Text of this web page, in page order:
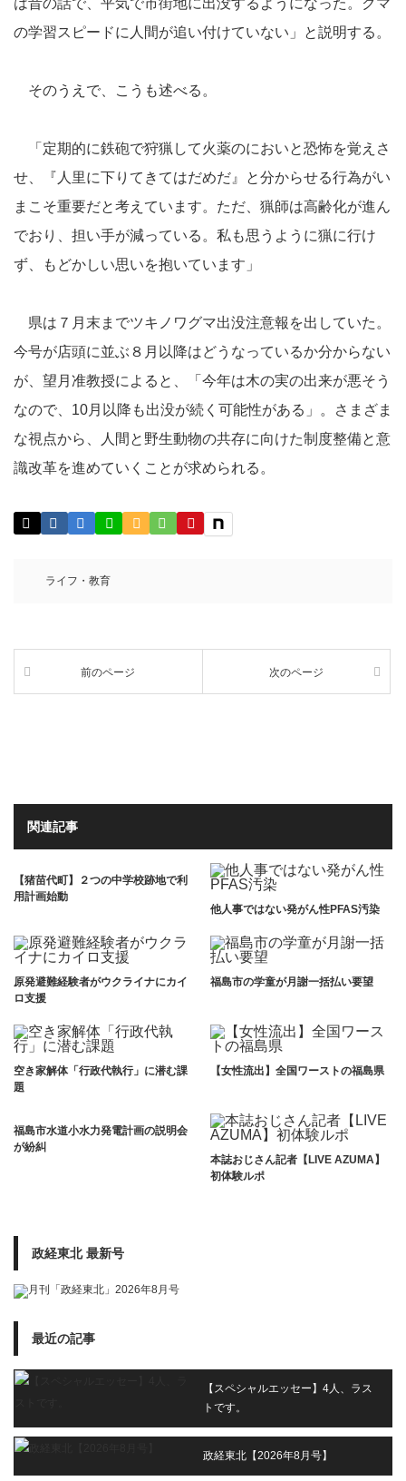
は昔の話で、平気で市街地に出没するようになった。クマ
の学習スピードに人間が追い付けていない」と説明する。
そのうえで、こうも述べる。
「定期的に鉄砲で狩猟して火薬のにおいと恐怖を覚えさ
せ、『人里に下りてきてはだめだ』と分からせる行為がい
まこそ重要だと考えています。ただ、猟師は高齢化が進ん
でおり、担い手が減っている。私も思うように猟に行け
ず、もどかしい思いを抱いています」
県は７月末までツキノワグマ出没注意報を出していた。
今号が店頭に並ぶ８月以降はどうなっているか分からない
が、望月准教授によると、「今年は木の実の出来が悪そう
なので、10月以降も出没が続く可能性がある」。さまざま
な視点から、人間と野生動物の共存に向けた制度整備と意
識改革を進めていくことが求められる。
ライフ・教育
前のページ 次のページ
関連記事
【猪苗代町】２つの中学校跡地で利
用計画始動
他人事ではない発がん性PFAS汚染
原発避難経験者がウクライナにカイ
ロ支援
福島市の学童が月謝一括払い要望
空き家解体「行政代執行」に潜む課
題
【女性流出】全国ワーストの福島県
福島市水道小水力発電計画の説明会
が紛糾
本誌おじさん記者【LIVE AZUMA】
初体験ルポ
政経東北 最新号
最近の記事
【スペシャルエッセー】4人、ラス
トです。
政経東北【2026年8月号】